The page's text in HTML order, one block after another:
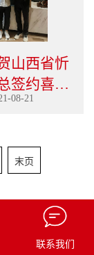
山西省忻
签约喜妙
水饺
08-21
末页
联系我们